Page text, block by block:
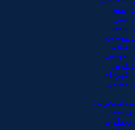
بنفش
سبز
سفید
صورتی
طلایی
طوسی
قرمز
قهوه ای
مشکی
استخوانی
سفید
طلایی